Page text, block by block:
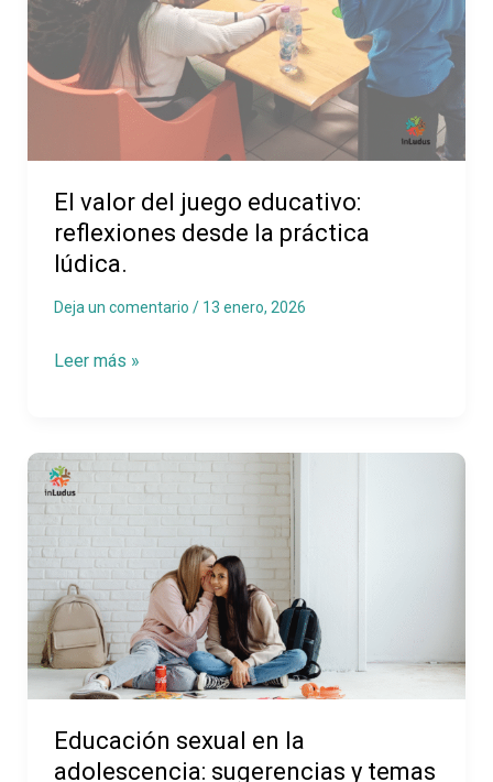
El valor del juego educativo:
reflexiones desde la práctica
lúdica.
Deja un comentario / 13 enero, 2026
del
educativo:
reflexiones
práctica
lúdica.
Leer más »
Educación sexual en la
adolescencia: sugerencias y temas
Educación
sexual
en
la
adolescencia:
sugerencias
y
temas